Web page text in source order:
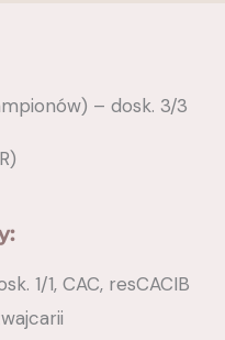
– dosk. 3/3
1/1, CAC, resCACIB